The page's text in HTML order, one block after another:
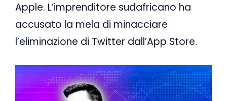
Apple. L’imprenditore sudafricano ha
accusato la mela di minacciare
l’eliminazione di Twitter dall’App Store.